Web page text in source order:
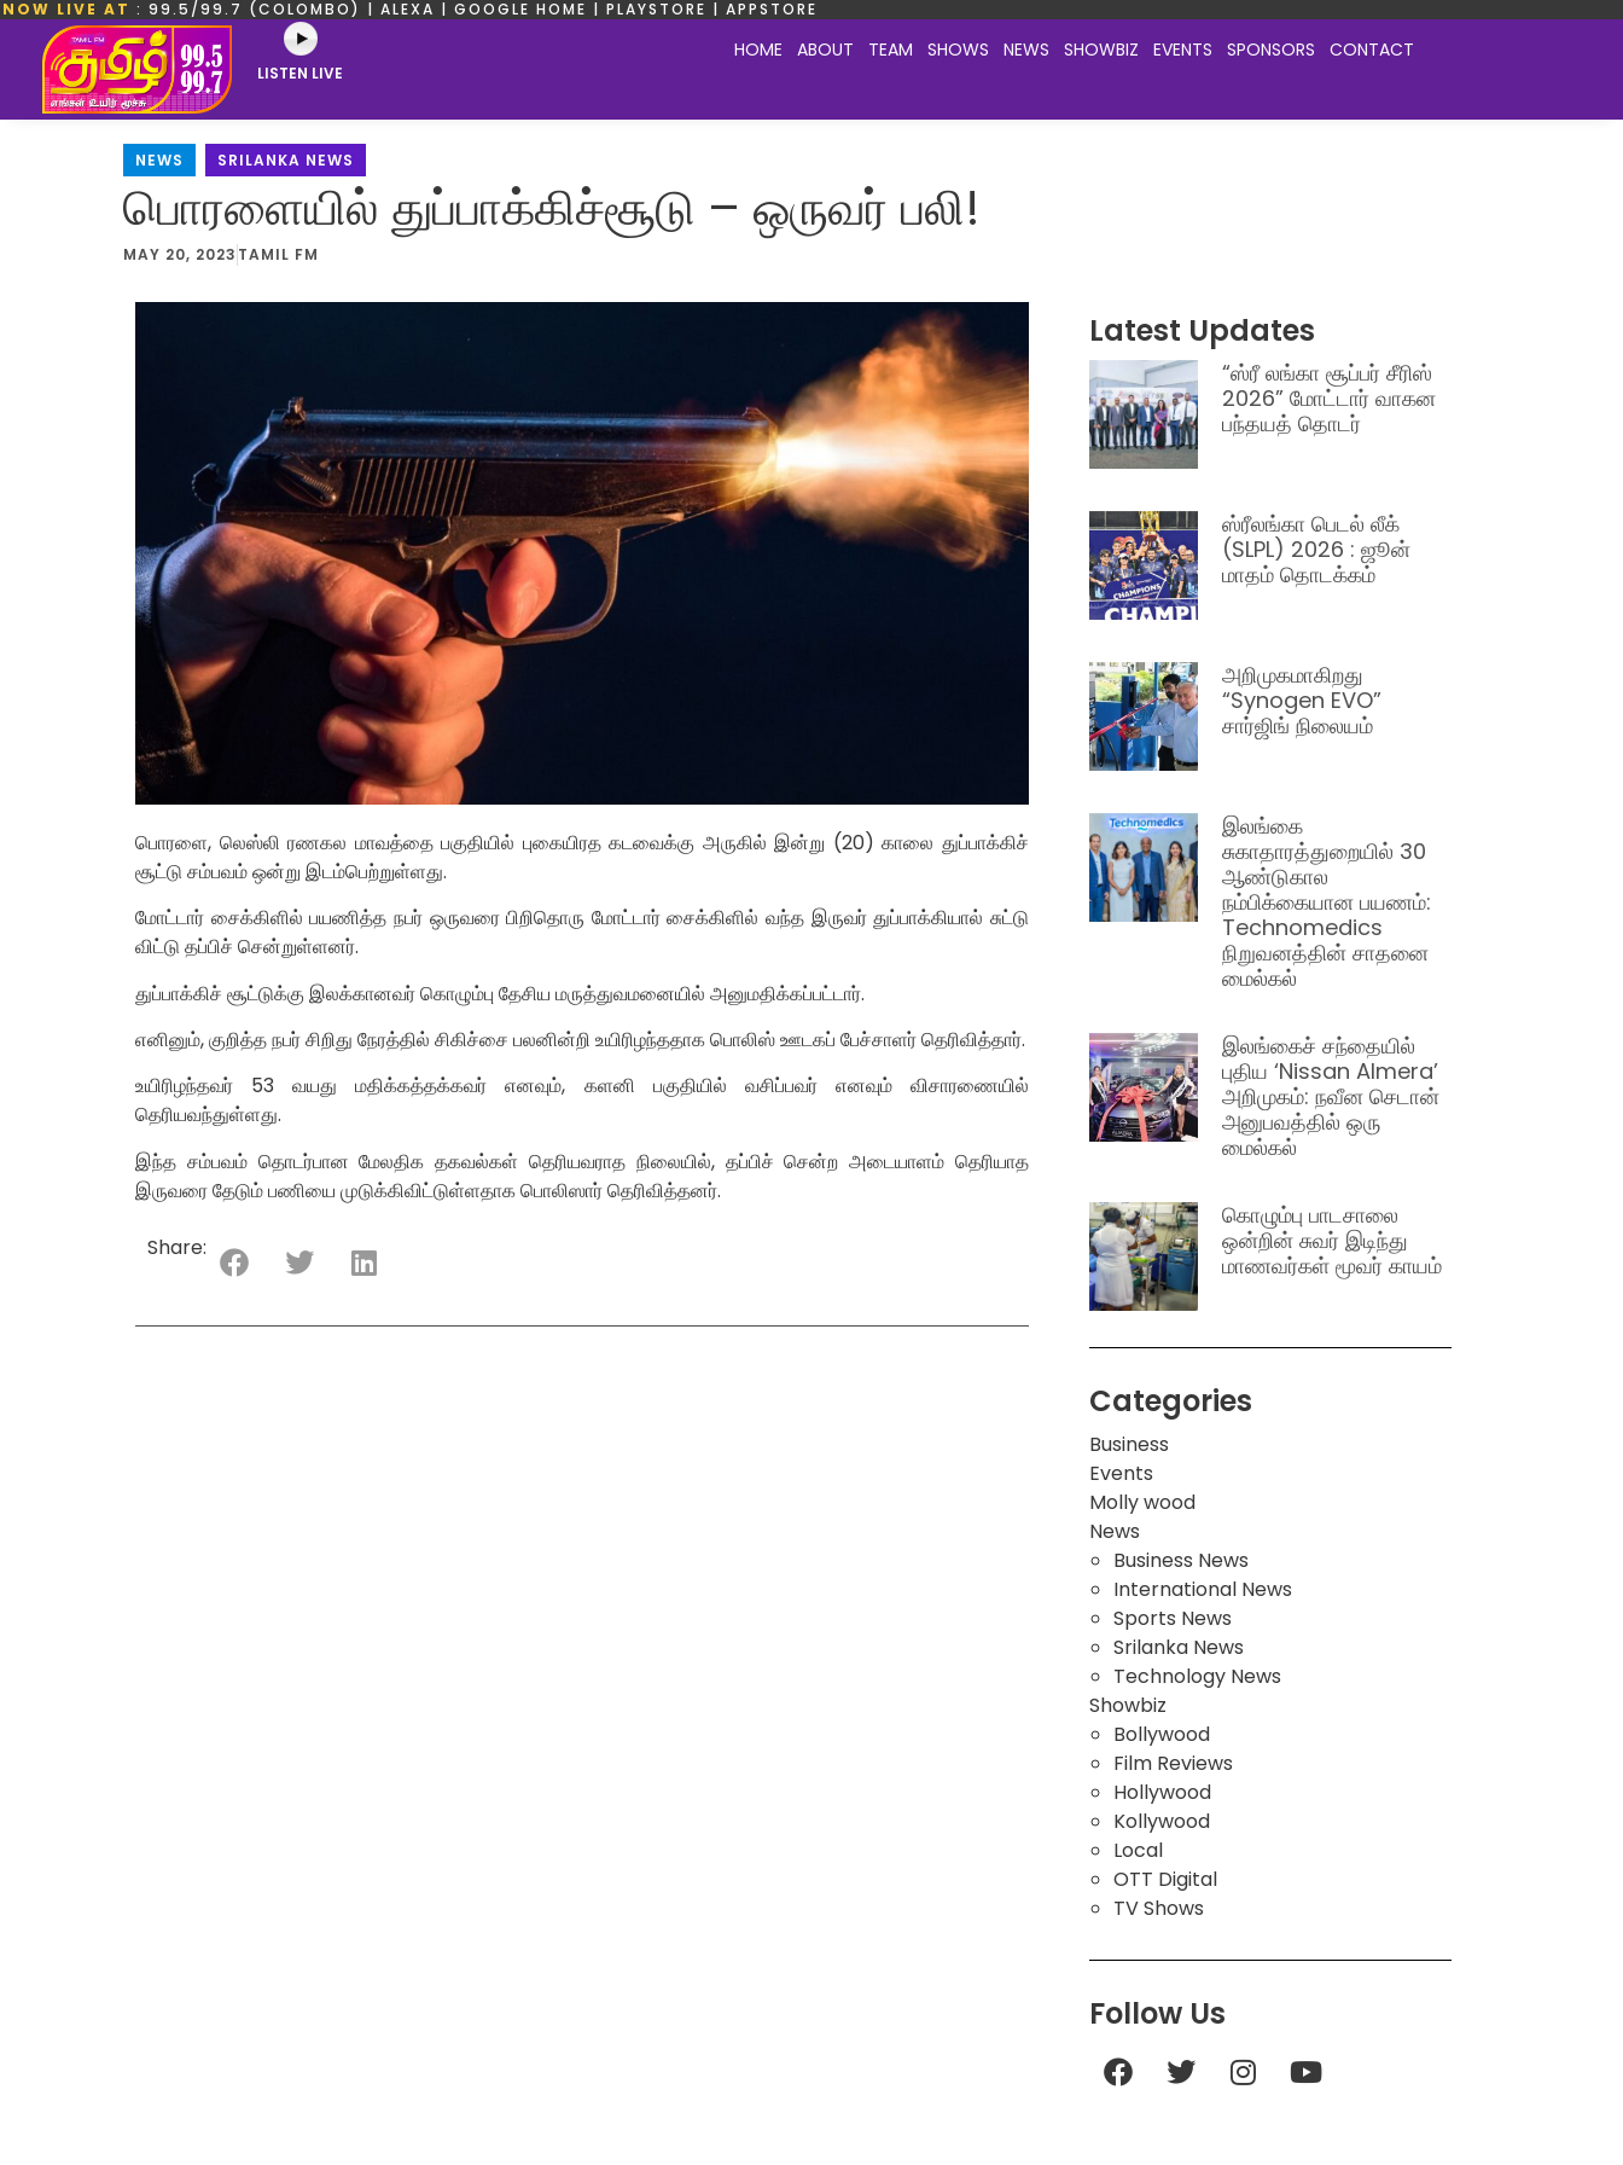
NOW LIVE AT : 99.5/99.7 (COLOMBO) | ALEXA | GOOGLE HOME | PLAYSTORE | APPSTORE
LISTEN LIVE
HOME ABOUT TEAM SHOWS NEWS SHOWBIZ EVENTS SPONSORS CONTACT
NEWS SRILANKA NEWS
பொரளையில் துப்பாக்கிச்சூடு – ஒருவர் பலி!
MAY 20, 2023 TAMIL FM
பொரளை, லெஸ்லி ரணகல மாவத்தை பகுதியில் புகையிரத கடவைக்கு அருகில் இன்று (20) காலை துப்பாக்கிச்
சூட்டு சம்பவம் ஒன்று இடம்பெற்றுள்ளது.
மோட்டார் சைக்கிளில் பயணித்த நபர் ஒருவரை பிறிதொரு மோட்டார் சைக்கிளில் வந்த இருவர் துப்பாக்கியால் சுட்டு
விட்டு தப்பிச் சென்றுள்ளனர்.
துப்பாக்கிச் சூட்டுக்கு இலக்கானவர் கொழும்பு தேசிய மருத்துவமனையில் அனுமதிக்கப்பட்டார்.
எனினும், குறித்த நபர் சிறிது நேரத்தில் சிகிச்சை பலனின்றி உயிரிழந்ததாக பொலிஸ் ஊடகப் பேச்சாளர் தெரிவித்தார்.
உயிரிழந்தவர் 53 வயது மதிக்கத்தக்கவர் எனவும், களனி பகுதியில் வசிப்பவர் எனவும் விசாரணையில்
தெரியவந்துள்ளது.
இந்த சம்பவம் தொடர்பான மேலதிக தகவல்கள் தெரியவராத நிலையில், தப்பிச் சென்ற அடையாளம் தெரியாத
இருவரை தேடும் பணியை முடுக்கிவிட்டுள்ளதாக பொலிஸார் தெரிவித்தனர்.
Share:
Latest Updates
“ஸ்ரீ லங்கா சூப்பர் சீரிஸ்
2026” மோட்டார் வாகன
பந்தயத் தொடர்
ஸ்ரீலங்கா பெடல் லீக்
(SLPL) 2026 : ஜூன்
மாதம் தொடக்கம்
அறிமுகமாகிறது
“Synogen EVO”
சார்ஜிங் நிலையம்
இலங்கை
சுகாதாரத்துறையில் 30
ஆண்டுகால
நம்பிக்கையான பயணம்:
Technomedics
நிறுவனத்தின் சாதனை
மைல்கல்
இலங்கைச் சந்தையில்
புதிய ‘Nissan Almera’
அறிமுகம்: நவீன செடான்
அனுபவத்தில் ஒரு
மைல்கல்
கொழும்பு பாடசாலை
ஒன்றின் சுவர் இடிந்து
மாணவர்கள் மூவர் காயம்
Categories
Business
Events
Molly wood
News
Business News
International News
Sports News
Srilanka News
Technology News
Showbiz
Bollywood
Film Reviews
Hollywood
Kollywood
Local
OTT Digital
TV Shows
Follow Us